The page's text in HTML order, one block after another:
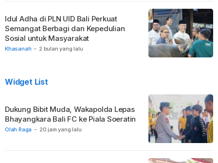
Khasanah - 2 bulan yang lalu
Idul Adha di PLN UID Bali Perkuat
Semangat Berbagi dan Kepedulian
Sosial untuk Masyarakat
Widget List
Olah Raga - 20 jam yang lalu
Dukung Bibit Muda, Wakapolda Lepas
Bhayangkara Bali FC ke Piala Soeratin